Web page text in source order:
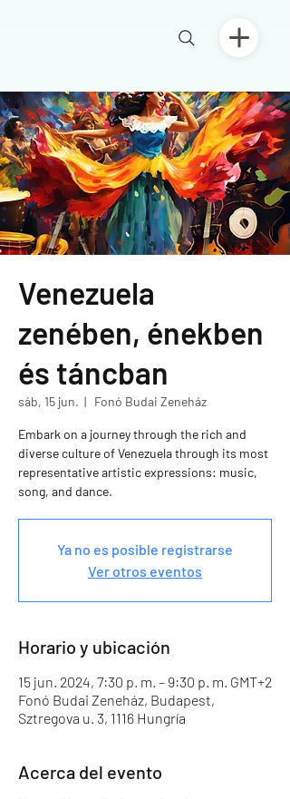
Venezuela
zenében, énekben
és táncban
sáb, 15 jun.
  |
Fonó Budai Zeneház
Embark on a journey through the rich and
diverse culture of Venezuela through its most
representative artistic expressions: music,
song, and dance.
Ya no es posible registrarse
Ver otros eventos
Horario y ubicación
15 jun. 2024, 7:30 p. m. – 9:30 p. m. GMT+2
Fonó Budai Zeneház, Budapest,
Sztregova u. 3, 1116 Hungría
Acerca del evento